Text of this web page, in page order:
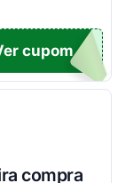
EIRA
cupom
compra